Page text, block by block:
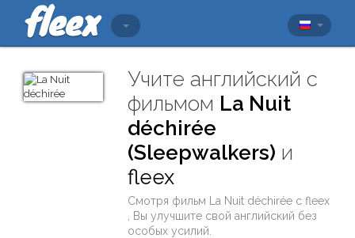
Учите английский с
фильмом La Nuit
déchirée
(Sleepwalkers) и
fleex
Смотря фильм La Nuit déchirée сfleex
, Вы улучшите свой английский без
особых усилий.